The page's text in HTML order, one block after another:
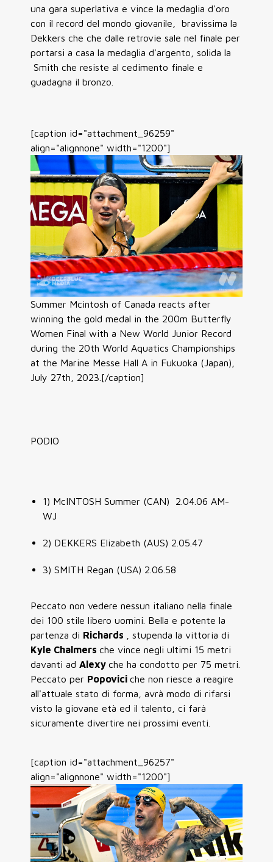
una gara superlativa e vince la medaglia d'oro
con il record del mondo giovanile, bravissima la
Dekkers che che dalle retrovie sale nel finale per
portarsi a casa la medaglia d'argento, solida la
Smith che resiste al cedimento finale e
guadagna il bronzo.
[caption id="attachment_96259"
align="alignnone" width="1200"]
Summer Mcintosh of Canada reacts after
winning the gold medal in the 200m Butterfly
Women Final with a New World Junior Record
during the 20th World Aquatics Championships
at the Marine Messe Hall A in Fukuoka (Japan),
July 27th, 2023.[/caption]
PODIO
1) McINTOSH Summer (CAN) 2.04.06 AM-
WJ
2) DEKKERS Elizabeth (AUS) 2.05.47
3) SMITH Regan (USA) 2.06.58
Peccato non vedere nessun italiano nella finale
dei 100 stile libero uomini. Bella e potente la
partenza di Richards
, stupenda la vittoria di
Kyle Chalmers che vince negli ultimi 15 metri
davanti ad Alexy che ha condotto per 75 metri.
Peccato per Popovici che non riesce a reagire
all'attuale stato di forma, avrà modo di rifarsi
visto la giovane età ed il talento, ci farà
sicuramente divertire nei prossimi eventi.
[caption id="attachment_96257"
align="alignnone" width="1200"]